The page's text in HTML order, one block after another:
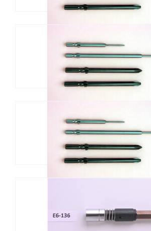
PHILLIPS HIOS KLINGOR - H4-FÄSTE
HIOS phillipsklingor med H4-fäste.
TORX HIOS KLINGOR - H4-FÄSTE
HIOS torxklingor med H4-fäste.
TORX HIOS KLINGOR - H5-FÄSTE
HIOS torxklingor med H5-fäste.